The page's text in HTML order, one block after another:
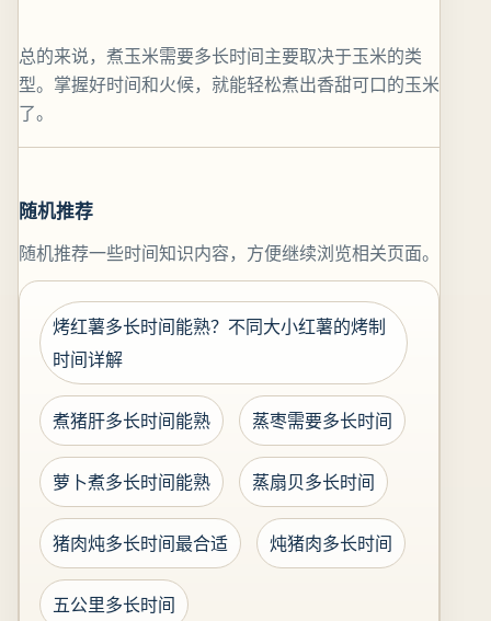
总的来说，煮玉米需要多长时间主要取决于玉米的类
型。掌握好时间和火候，就能轻松煮出香甜可口的玉米
了。
随机推荐
随机推荐一些时间知识内容，方便继续浏览相关页面。
烤红薯多长时间能熟？不同大小红薯的烤制
时间详解
煮猪肝多长时间能熟 蒸枣需要多长时间
萝卜煮多长时间能熟 蒸扇贝多长时间
猪肉炖多长时间最合适 炖猪肉多长时间
五公里多长时间